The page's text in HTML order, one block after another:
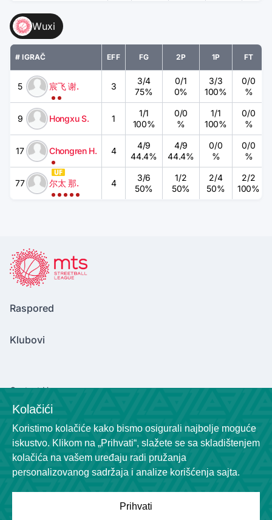
Wuxi
# IGRAČ EFF FG 2P 1P FT
5 宸飞 谢. 3
3/4
75%
0/1
0%
3/3
100%
0/0
%
9 Hongxu S. 1
1/1
100%
0/0
%
1/1
100%
0/0
%
17 Chongren H. 4
4/9
44.4%
4/9
44.4%
0/0
%
0/0
%
77 尔太 那. 4
3/6
50%
1/2
50%
2/4
50%
2/2
100%
Raspored
Klubovi
Contact Us
marinkovicv2004@gmail.com
Socials
Kolačići
Koristimo kolačiće kako bismo osigurali najbolje moguće
iskustvo. Klikom na „Prihvati“, slažete se sa skladištenjem
kolačića na vašem uređaju radi pružanja
personalizovanog sadržaja i analize korišćenja sajta.
Prihvati